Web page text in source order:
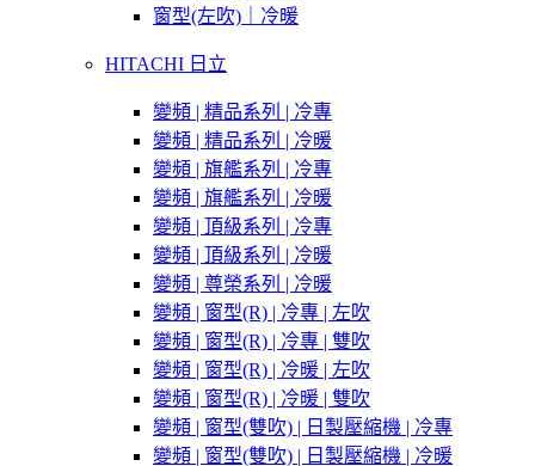
窗型(左吹)｜冷暖
HITACHI 日立
變頻 | 精品系列 | 冷專
變頻 | 精品系列 | 冷暖
變頻 | 旗艦系列 | 冷專
變頻 | 旗艦系列 | 冷暖
變頻 | 頂級系列 | 冷專
變頻 | 頂級系列 | 冷暖
變頻 | 尊榮系列 | 冷暖
變頻 | 窗型(R) | 冷專 | 左吹
變頻 | 窗型(R) | 冷專 | 雙吹
變頻 | 窗型(R) | 冷暖 | 左吹
變頻 | 窗型(R) | 冷暖 | 雙吹
變頻 | 窗型(雙吹) | 日製壓縮機 | 冷專
變頻 | 窗型(雙吹) | 日製壓縮機 | 冷暖